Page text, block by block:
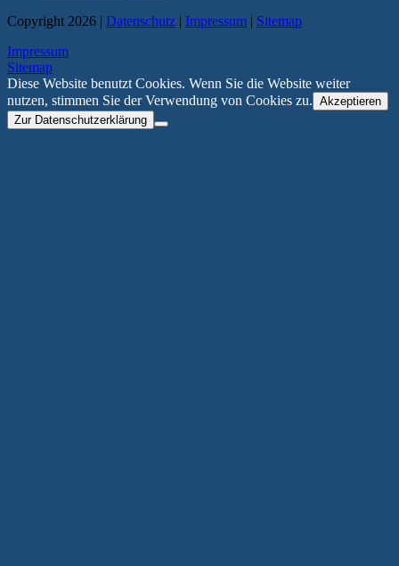
Copyright 2026 | Datenschutz | Impressum | Sitemap
Impressum
Sitemap
Diese Website benutzt Cookies. Wenn Sie die Website weiter
nutzen, stimmen Sie der Verwendung von Cookies zu. Akzeptieren
Zur Datenschutzerklärung